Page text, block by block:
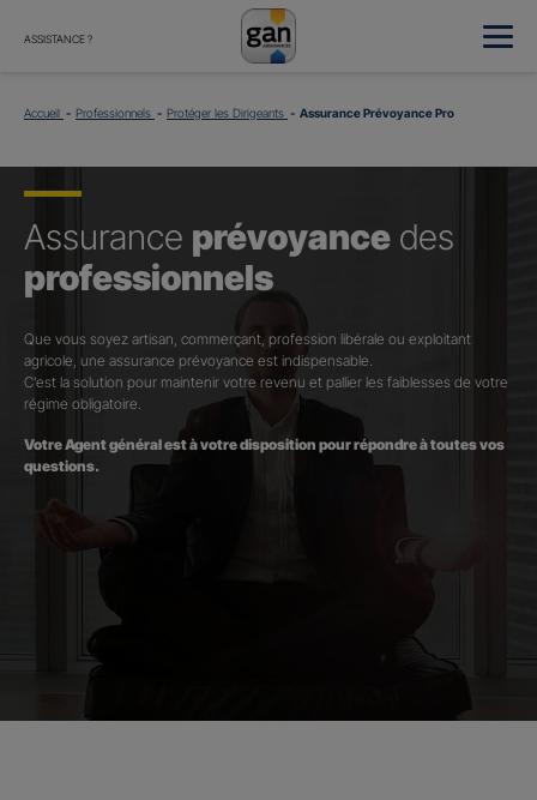
ASSISTANCE ?
Accueil Professionnels Protéger les Dirigeants Assurance Prévoyance Pro
Assurance prévoyance des
professionnels
Que vous soyez artisan, commerçant, profession libérale ou exploitant
agricole, une assurance prévoyance est indispensable.
C’est la solution pour maintenir votre revenu et pallier les faiblesses de votre
régime obligatoire.
Votre Agent général est à votre disposition pour répondre à toutes vos
questions.